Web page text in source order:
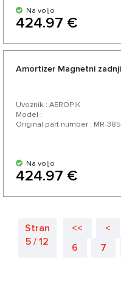
Na voljo
424.97 €
Amortizer Magnetni
Uvoznik : AEROPIK
Model :
Original part number : MR-
Na voljo
424.97 €
Stran
5 / 12
<< <
6
7